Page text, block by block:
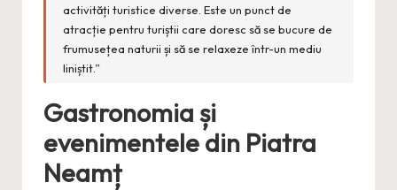
activități turistice diverse. Este un punct de
atracție pentru turiștii care doresc să se bucure de
frumusețea naturii și să se relaxeze într-un mediu
liniștit.”
Gastronomia și
evenimentele din Piatra
Neamț